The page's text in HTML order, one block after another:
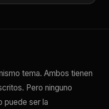
tema. Ambos tienen
Pero ninguno
puede ser la